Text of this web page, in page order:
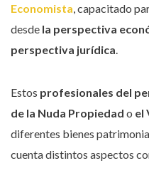
Economista , capacitado
desde la perspectiva
perspectiva jurídica
Estos profesionales del
de la Nuda Propiedad o el
diferentes bienes
cuenta distintos aspectos